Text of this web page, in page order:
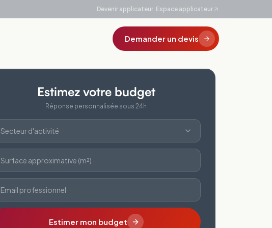
Devenir applicateur· Espace applicateur
Demander un devis
Estimez votre budget
Réponse personnalisée sous 24h
Secteur d'activité
Surface approximative (m²)
Email professionnel
Estimer mon budget